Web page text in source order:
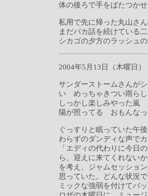
体の後ろで手をばたつか
私用で先に帰った丸山さ
まだバカ話を続けている
シカゴの夕方のラッシュ
2004年5月13日（木曜日）
サンダーストームさんが
い めっちゃきつい雨ら
しっかし楽しみやった
陽が照ってる おもんなっ
ぐっすりと眠っていた午
わらずのダンディな声で
「エディの代わりに今日
ら、迎えに来てくれない
を考え、ジャムセッショ
思っていた。どんな状況
ミックな強弱を付けてバ